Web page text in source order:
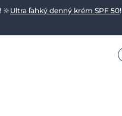
🔆 Ultra ľahký denný krém SPF 50!